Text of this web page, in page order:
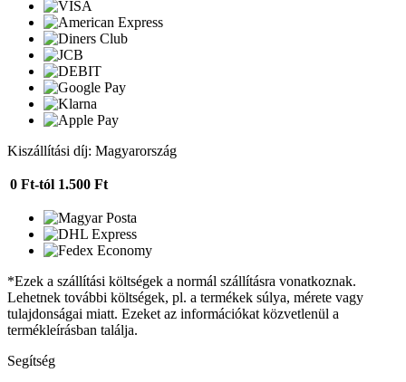
Kiszállítási díj: Magyarország
0 Ft-tól 1.500 Ft
*Ezek a szállítási költségek a normál szállításra vonatkoznak.
Lehetnek további költségek, pl. a termékek súlya, mérete vagy
tulajdonságai miatt. Ezeket az információkat közvetlenül a
termékleírásban találja.
Segítség